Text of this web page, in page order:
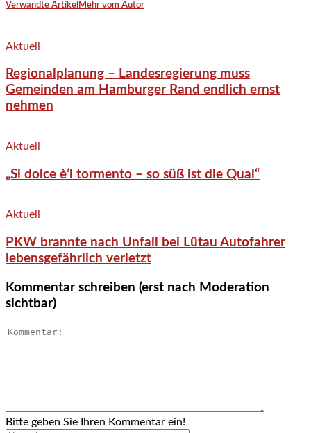
Verwandte Artikel Mehr vom Autor
Aktuell
Regionalplanung – Landesregierung muss
Gemeinden am Hamburger Rand endlich ernst
nehmen
Aktuell
„Si dolce è’l tormento – so süß ist die Qual“
Aktuell
PKW brannte nach Unfall bei Lütau Autofahrer
lebensgefährlich verletzt
Kommentar schreiben (erst nach Moderation
sichtbar)
Bitte geben Sie Ihren Kommentar ein!